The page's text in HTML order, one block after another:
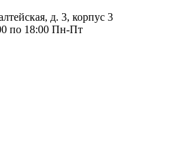
д. 3, корпус 3
по 18:00 Пн-Пт